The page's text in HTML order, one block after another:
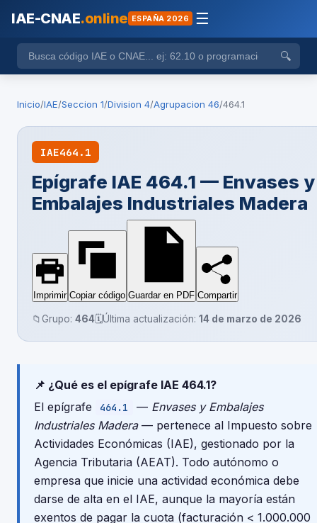
IAE-CNAE.online ESPAÑA 2026 ☰
🔍
Inicio/IAE/Seccion 1/Division 4/Agrupacion 46/464.1
IAE464.1
Epígrafe IAE 464.1 — Envases y
Embalajes Industriales Madera
Imprimir Copiar código Guardar en PDF Compartir
📁 Grupo: 464🗓️Última actualización: 14 de marzo de 2026
📌 ¿Qué es el epígrafe IAE 464.1?
El epígrafe
464.1 — Envases y Embalajes
Industriales Madera— pertenece al Impuesto sobre
Actividades Económicas (IAE), gestionado por la
Agencia Tributaria (AEAT). Todo autónomo o
empresa que inicie una actividad económica debe
darse de alta en el IAE, aunque la mayoría están
exentos de pagar la cuota (facturación < 1.000.000